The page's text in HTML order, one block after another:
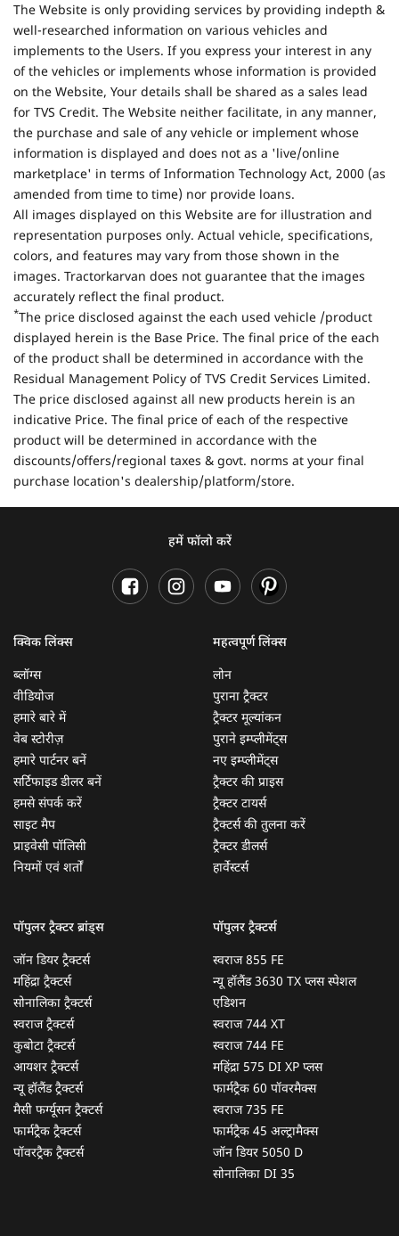
The Website is only providing services by providing indepth &
well-researched information on various vehicles and
implements to the Users. If you express your interest in any
of the vehicles or implements whose information is provided
on the Website, Your details shall be shared as a sales lead
for TVS Credit. The Website neither facilitate, in any manner,
the purchase and sale of any vehicle or implement whose
information is displayed and does not as a 'live/online
marketplace' in terms of Information Technology Act, 2000 (as
amended from time to time) nor provide loans.
All images displayed on this Website are for illustration and
representation purposes only. Actual vehicle, specifications,
colors, and features may vary from those shown in the
images. Tractorkarvan does not guarantee that the images
accurately reflect the final product.
*The price disclosed against the each used vehicle /product
displayed herein is the Base Price. The final price of the each
of the product shall be determined in accordance with the
Residual Management Policy of TVS Credit Services Limited.
The price disclosed against all new products herein is an
indicative Price. The final price of each of the respective
product will be determined in accordance with the
discounts/offers/regional taxes & govt. norms at your final
purchase location's dealership/platform/store.
हमें फॉलो करें
क्विक लिंक्स
ब्लॉग्स
वीडियोज
हमारे बारे में
वेब स्टोरीज़
हमारे पार्टनर बनें
सर्टिफाइड डीलर बनें
हमसे संपर्क करें
साइट मैप
प्राइवेसी पॉलिसी
नियमों एवं शर्तों
महत्वपूर्ण लिंक्स
लोन
पुराना ट्रैक्टर
ट्रैक्टर मूल्यांकन
पुराने इम्प्लीमेंट्स
नए इम्प्लीमेंट्स
ट्रैक्टर की प्राइस
ट्रैक्टर टायर्स
ट्रैक्टर्स की तुलना करें
ट्रैक्टर डीलर्स
हार्वेस्टर्स
पॉपुलर ट्रैक्टर ब्रांड्स
जॉन डियर ट्रैक्टर्स
महिंद्रा ट्रैक्टर्स
सोनालिका ट्रैक्टर्स
स्वराज ट्रैक्टर्स
कुबोटा ट्रैक्टर्स
आयशर ट्रैक्टर्स
न्यू हॉलैंड ट्रैक्टर्स
मैसी फर्ग्यूसन ट्रैक्टर्स
फार्मट्रैक ट्रैक्टर्स
पॉवरट्रैक ट्रैक्टर्स
पॉपुलर ट्रैक्टर्स
स्वराज 855 FE
न्यू हॉलैंड 3630 TX प्लस स्पेशल
एडिशन
स्वराज 744 XT
स्वराज 744 FE
महिंद्रा 575 DI XP प्लस
फार्मट्रैक 60 पॉवरमैक्स
स्वराज 735 FE
फार्मट्रैक 45 अल्ट्रामैक्स
जॉन डियर 5050 D
सोनालिका DI 35